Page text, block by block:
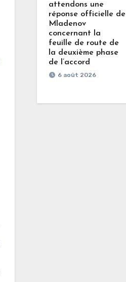
attendons une
réponse officielle de
Mladenov
concernant la
feuille de route de
la deuxième phase
de l’accord
6 août 2026